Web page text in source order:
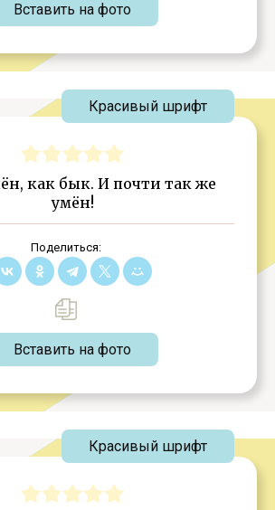
Вставить на фото
как бык. И почти так же
умён!
Поделиться:
Вставить на фото
Красивый шрифт
Красивый шрифт